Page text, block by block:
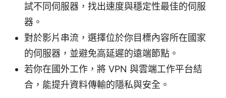
試不同伺服器，找出速度與穩定性最佳的伺服
器。
對於影片串流，選擇位於你目標內容所在國家
的伺服器，並避免高延遲的遠端節點。
若你在國外工作，將 VPN 與雲端工作平台結
合，能提升資料傳輸的隱私與安全。